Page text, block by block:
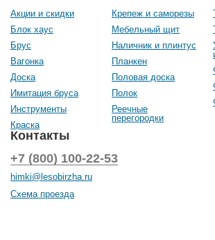
Акции и скидки
Блок хаус
Брус
Вагонка
Доска
Имитация бруса
Инструменты
Краска
Крепеж и саморезы
Мебельный щит
Наличник и плинтус
Планкен
Половая доска
Полок
Реечные
перегородки
Контакты
+7 (800) 100-22-53
himki@lesobirzha.ru
Схема проезда